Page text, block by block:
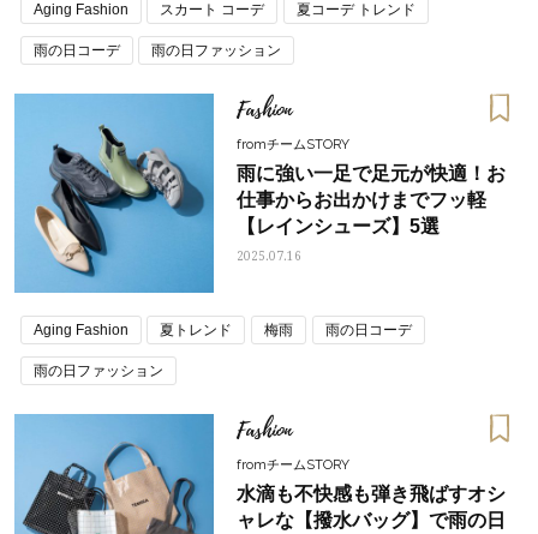
Aging Fashion スカート コーデ 夏コーデ トレンド
雨の日コーデ 雨の日ファッション
Fashion
fromチームSTORY
雨に強い一足で足元が快適！お
仕事からお出かけまでフッ軽
【レインシューズ】5選
2025.07.16
Aging Fashion 夏トレンド 梅雨 雨の日コーデ
雨の日ファッション
Fashion
fromチームSTORY
水滴も不快感も弾き飛ばすオシ
ャレな【撥水バッグ】で雨の日